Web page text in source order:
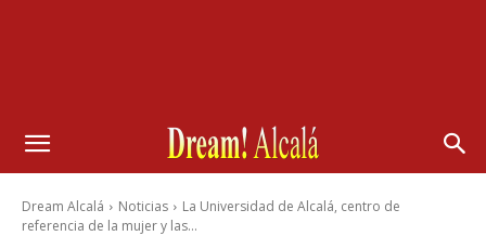
Dream Alcalá Noticias
La Universidad de Alcalá, centro de
referencia de la mujer y las...